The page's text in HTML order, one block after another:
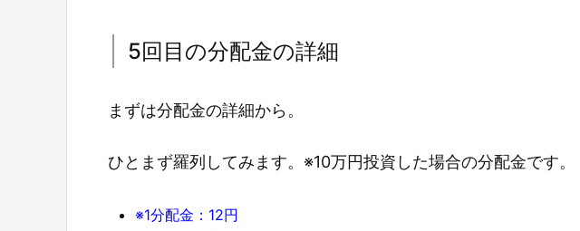
5回目の分配金の詳細
まずは分配金の詳細から。
ひとまず羅列してみます。※10万円投資した場合の分配金です。
※1分配金：12円